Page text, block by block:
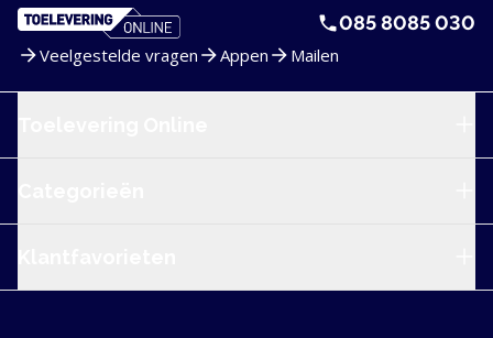
085 8085 030
Veelgestelde vragen Appen Mailen